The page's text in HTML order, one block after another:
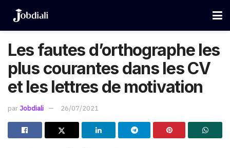
Les fautes d’orthographe les
plus courantes dans les CV
et les lettres de motivation
par Jobdiali 26/07/2021